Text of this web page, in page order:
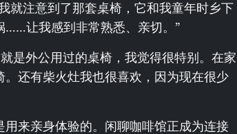
就注意到了那套桌椅，它和我童年时乡下
……让我感到非常熟悉、亲切。”
是外公用过的桌椅，我觉得很特别。在家
还有柴火灶我也很喜欢，因为现在很少
来亲身体验的。闲聊咖啡馆正成为连接